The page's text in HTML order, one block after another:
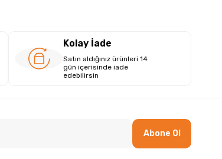
Kolay İade
Satın aldığınız ürünleri 14
gün içerisinde iade
edebilirsin
Abone Ol